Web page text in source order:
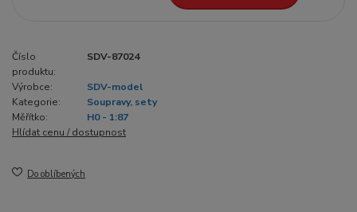
Číslo
produktu:
SDV-87024
Výrobce:
SDV-model
Kategorie:
Soupravy, sety
Měřítko:
H0 - 1:87
Hlídat cenu / dostupnost
Do oblíbených